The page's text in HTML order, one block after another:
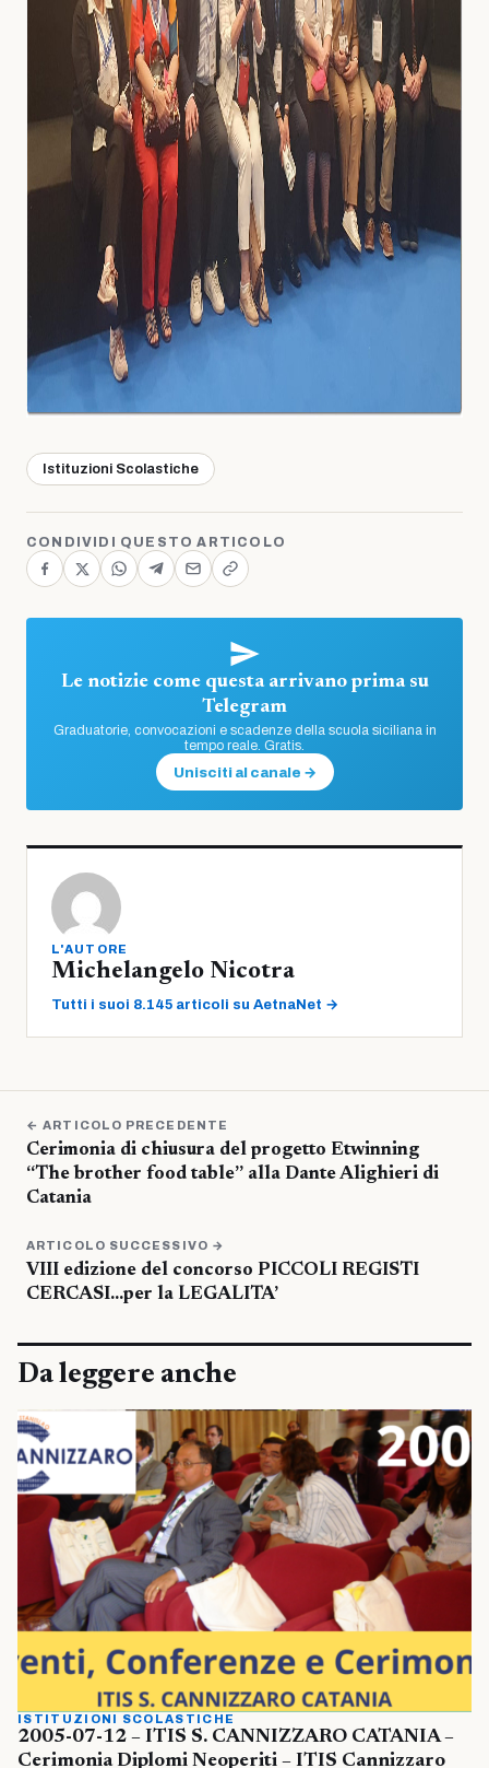
Istituzioni Scolastiche
CONDIVIDI QUESTO ARTICOLO
Le notizie come questa arrivano prima su
Telegram
Graduatorie, convocazioni e scadenze della scuola siciliana in
tempo reale. Gratis.
Unisciti al canale →
L'AUTORE
Michelangelo Nicotra
Tutti i suoi 8.145 articoli su AetnaNet →
← ARTICOLO PRECEDENTE
Cerimonia di chiusura del progetto Etwinning
“The brother food table” alla Dante Alighieri di
Catania
ARTICOLO SUCCESSIVO →
VIII edizione del concorso PICCOLI REGISTI
CERCASI…per la LEGALITA’
Da leggere anche
ISTITUZIONI SCOLASTICHE
2005-07-12 – ITIS S. CANNIZZARO CATANIA –
Cerimonia Diplomi Neoperiti – ITIS Cannizzaro